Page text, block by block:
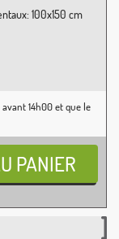
100x150 cm
14h00 et que le